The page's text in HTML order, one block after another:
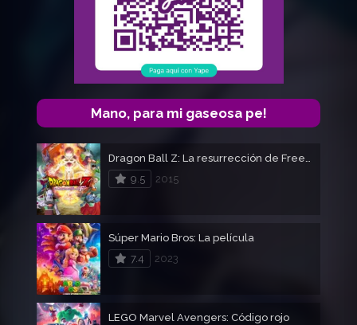
Mano, para mi gaseosa pe!
Dragon Ball Z: La resurrección de Freezer
9.5
2015
Súper Mario Bros: La película
7.4
2023
LEGO Marvel Avengers: Código rojo